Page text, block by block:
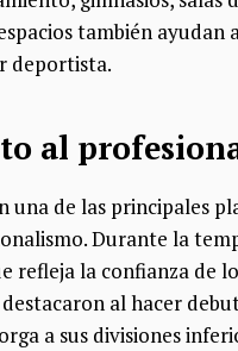
también
deportista.
al
de las principales
Durante la
la confianza de
al hacer
a sus divisiones